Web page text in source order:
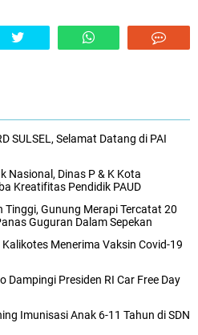
SULSEL, Selamat Datang di PAI
Nasional, Dinas P & K Kota
Kreatifitas Pendidik PAUD
Gunung Merapi Tercatat 20
Guguran Dalam Sepekan
Menerima Vaksin Covid-19
Dampingi Presiden RI Car Free Day
Imunisasi Anak 6-11 Tahun di SDN